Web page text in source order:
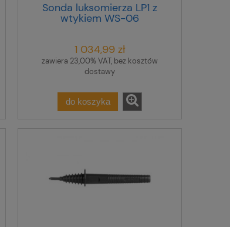
Sonda luksomierza LP1 z
wtykiem WS-06
WAADALP1KPL
1 034,99 zł
zawiera 23,00% VAT, bez kosztów
dostawy
do koszyka